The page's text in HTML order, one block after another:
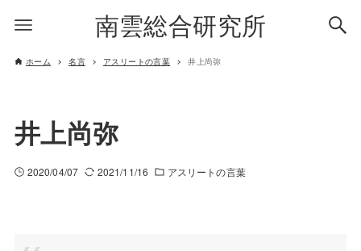
南雲総合研究所
ホーム 名言 アスリートの言葉 井上尚弥
井上尚弥
2020/04/07 2021/11/16 アスリートの言葉